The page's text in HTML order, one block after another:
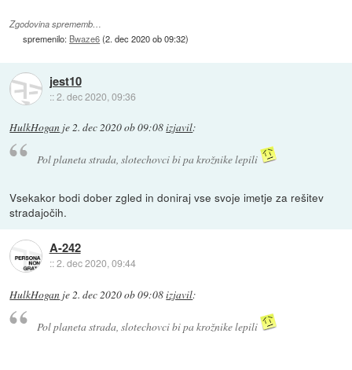
Zgodovina sprememb…
spremenilo: Bwaze6(2. dec 2020 ob 09:32)
jest10
::2. dec 2020, 09:36
HulkHogan je2. dec 2020 ob 09:08izjavil:
Pol planeta strada, slotechovci bi pa krožnike lepili
Vsekakor bodi dober zgled in doniraj vse svoje imetje za rešitev
stradajočih.
A-242
::2. dec 2020, 09:44
HulkHogan je2. dec 2020 ob 09:08izjavil:
Pol planeta strada, slotechovci bi pa krožnike lepili